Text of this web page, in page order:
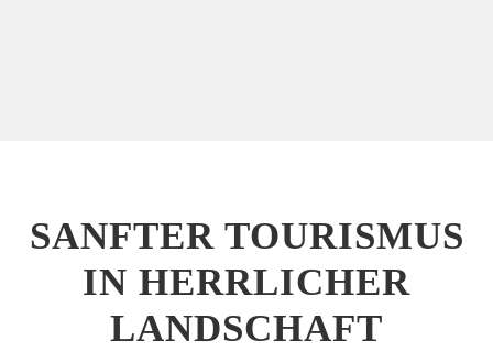
SANFTER TOURISMUS
IN HERRLICHER
LANDSCHAFT